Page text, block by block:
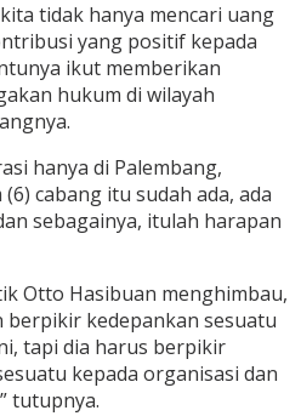
tidak hanya mencari uang
yang positif kepada
ikut memberikan
hukum di wilayah
hanya di Palembang,
cabang itu sudah ada, ada
sebagainya, itulah harapan
Otto Hasibuan menghimbau,
berpikir kedepankan sesuatu
tapi dia harus berpikir
kepada organisasi dan
tutupnya.